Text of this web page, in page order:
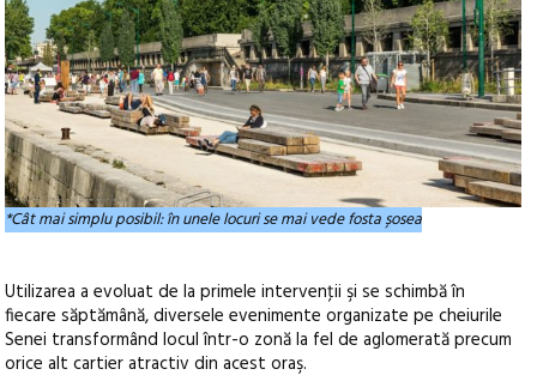
*Cât mai simplu posibil: în unele locuri se mai vede fosta șosea
Utilizarea a evoluat de la primele intervenţii şi se schimbă în
fiecare săptămână, diversele evenimente organizate pe cheiurile
Senei transformând locul într-o zonă la fel de aglomerată precum
orice alt cartier atractiv din acest oraş.